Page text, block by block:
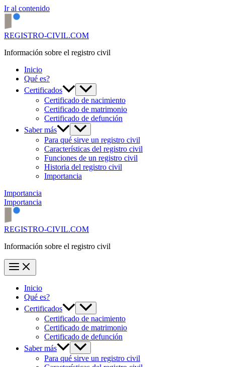
Ir al contenido
REGISTRO-CIVIL.COM
Información sobre el registro civil
Inicio
Qué es?
Certificados
Certificado de nacimiento
Certificado de matrimonio
Certificado de defunción
Saber más
Para qué sirve un registro civil
Características del registro civil
Funciones de un registro civil
Historia del registro civil
Importancia
Importancia
Importancia
REGISTRO-CIVIL.COM
Información sobre el registro civil
Inicio
Qué es?
Certificados
Certificado de nacimiento
Certificado de matrimonio
Certificado de defunción
Saber más
Para qué sirve un registro civil